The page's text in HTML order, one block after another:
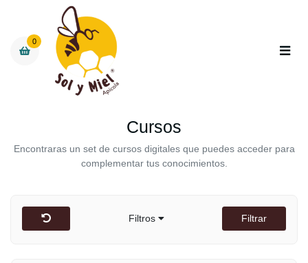
0
Cursos
Encontraras un set de cursos digitales que puedes acceder para
complementar tus conocimientos.
Filtros Filtrar